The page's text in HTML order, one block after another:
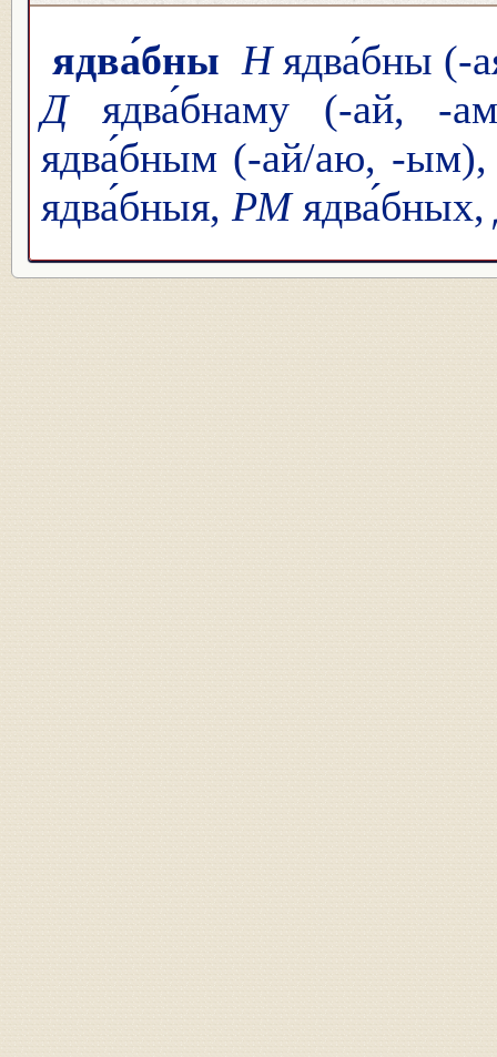
ядва́бны Нядва́бны (-
Дядва́бнаму (-ай, -
ядва́бным (-ай/аю, -
ядва́бныя, РМядва́бных,